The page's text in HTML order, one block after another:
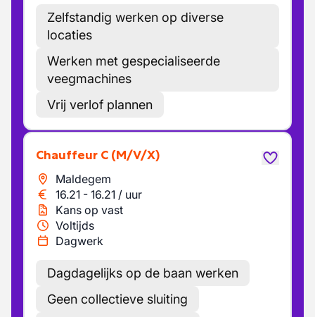
Zelfstandig werken op diverse
locaties
Werken met gespecialiseerde
veegmachines
Vrij verlof plannen
Chauffeur C (M/V/X)
Maldegem
16.21 - 16.21 / uur
Kans op vast
Voltijds
Dagwerk
Dagdagelijks op de baan werken
Geen collectieve sluiting